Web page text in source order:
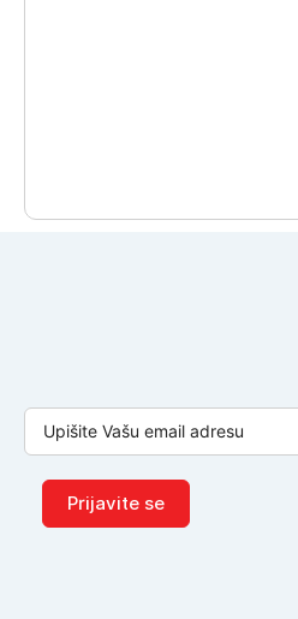
Prijavite se